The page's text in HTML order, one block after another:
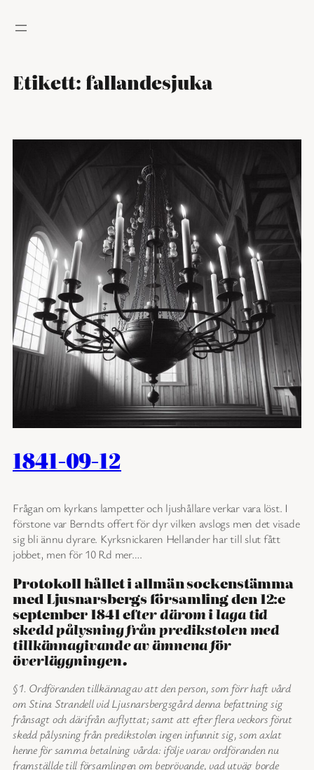
till
Etikett:fallandesjuka
1841-09-12
Frågan om kyrkans lampetter och ljushållare verkar vara löst. I
förstone var Berndts offert för dyr vilken avslogs men det visade
sig bli ännu dyrare. Kyrksnickaren Hellander har till slut fått
jobbet, men för 10 Rd mer….
Protokoll hållet i allmän sockenstämma
med Ljusnarsbergs församling den 12:e
september 1841 efter därom i laga tid
skedd pålysning från predikstolen med
tillkännagivande av ämnena för
överläggningen.
§1. Ordföranden tillkännagav att den person, som förr haft vård
om Stina Strandell vid Ljusnarsbergsgård denna befattning sig
frånsagt och därifrån avflyttat; samt att efter flera veckors förut
skedd pålysning från predikstolen ingen infunnit sig, som axlat
henne för samma betalning vårda: ifölje varav ordföranden nu
framställde till församlingen om beprövande, vad utväg borde